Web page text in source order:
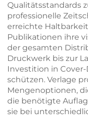
Qualitätsstandards
professionelle
erreichte
Publikationen ihre
der gesamten
Druckwerk bis zur
Investition in
schützen. Verlage
Mengenoptionen,
die benötigte
sie bei